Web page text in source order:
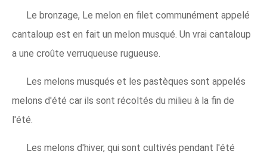
Le bronzage, Le melon en filet communément appelé
cantaloup est en fait un melon musqué. Un vrai cantaloup
a une croûte verruqueuse rugueuse.
Les melons musqués et les pastèques sont appelés
melons d'été car ils sont récoltés du milieu à la fin de
l'été.
Les melons d'hiver, qui sont cultivés pendant l'été